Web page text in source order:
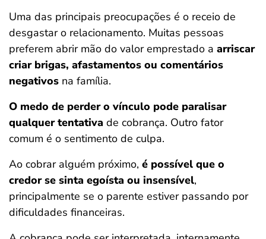
Uma das principais preocupações é o receio de
desgastar o relacionamento. Muitas pessoas
preferem abrir mão do valor emprestado a arriscar
criar brigas, afastamentos ou comentários
negativos na família.
O medo de perder o vínculo pode paralisar
qualquer tentativa de cobrança. Outro fator
comum é o sentimento de culpa.
Ao cobrar alguém próximo, é possível que o
credor se sinta egoísta ou insensível,
principalmente se o parente estiver passando por
dificuldades financeiras.